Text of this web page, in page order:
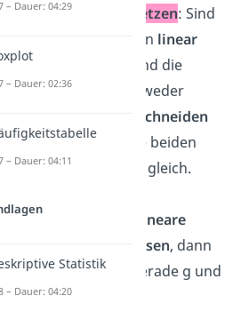
2.2.Geraden gleichsetzen: Sind
die Richtungsvektoren linear
unabhängig
, dann sind die
Geraden g und h entweder
schneiden
sich. Hier setzt du die beiden
Geradengleichungen gleich.
→ Kannst du dieses
lineare
Gleichungssystem lösen, dann
schneiden sich die Gerade g und
h.
– Dauer: 04:29
– Dauer: 02:36
– Dauer: 04:11
Statistik
– Dauer: 04:20